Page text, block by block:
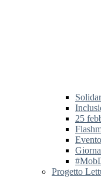
25
Progetto